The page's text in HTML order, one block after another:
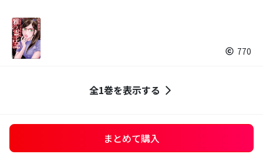
770
全1巻を表示する
まとめて購入